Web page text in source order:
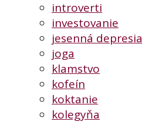
introverti
investovanie
jesenná depresia
joga
klamstvo
kofeín
koktanie
kolegyňa